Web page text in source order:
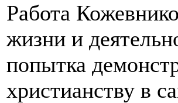
Работа
жизни и
попытка
христианству в